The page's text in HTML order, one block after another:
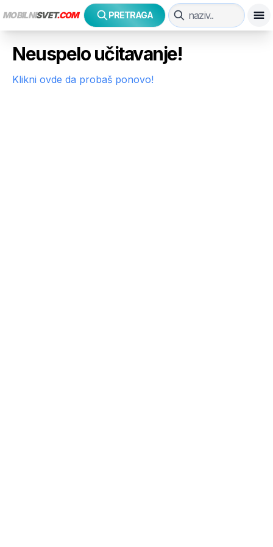
MOBILNISVET.COM PRETRAGA
Neuspelo učitavanje!
Klikni ovde da probaš ponovo!